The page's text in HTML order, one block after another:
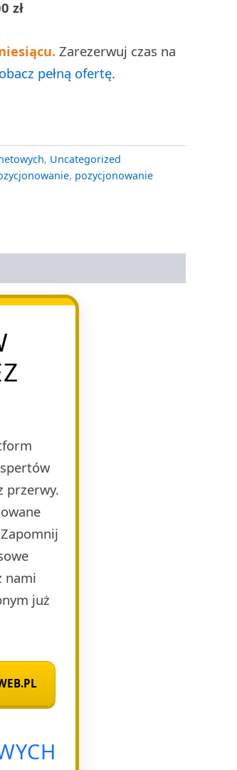
zł
Zarezerwuj czas na
pełną ofertę.
, Uncategorized
, pozycjonowanie
przerwy.
nami
już